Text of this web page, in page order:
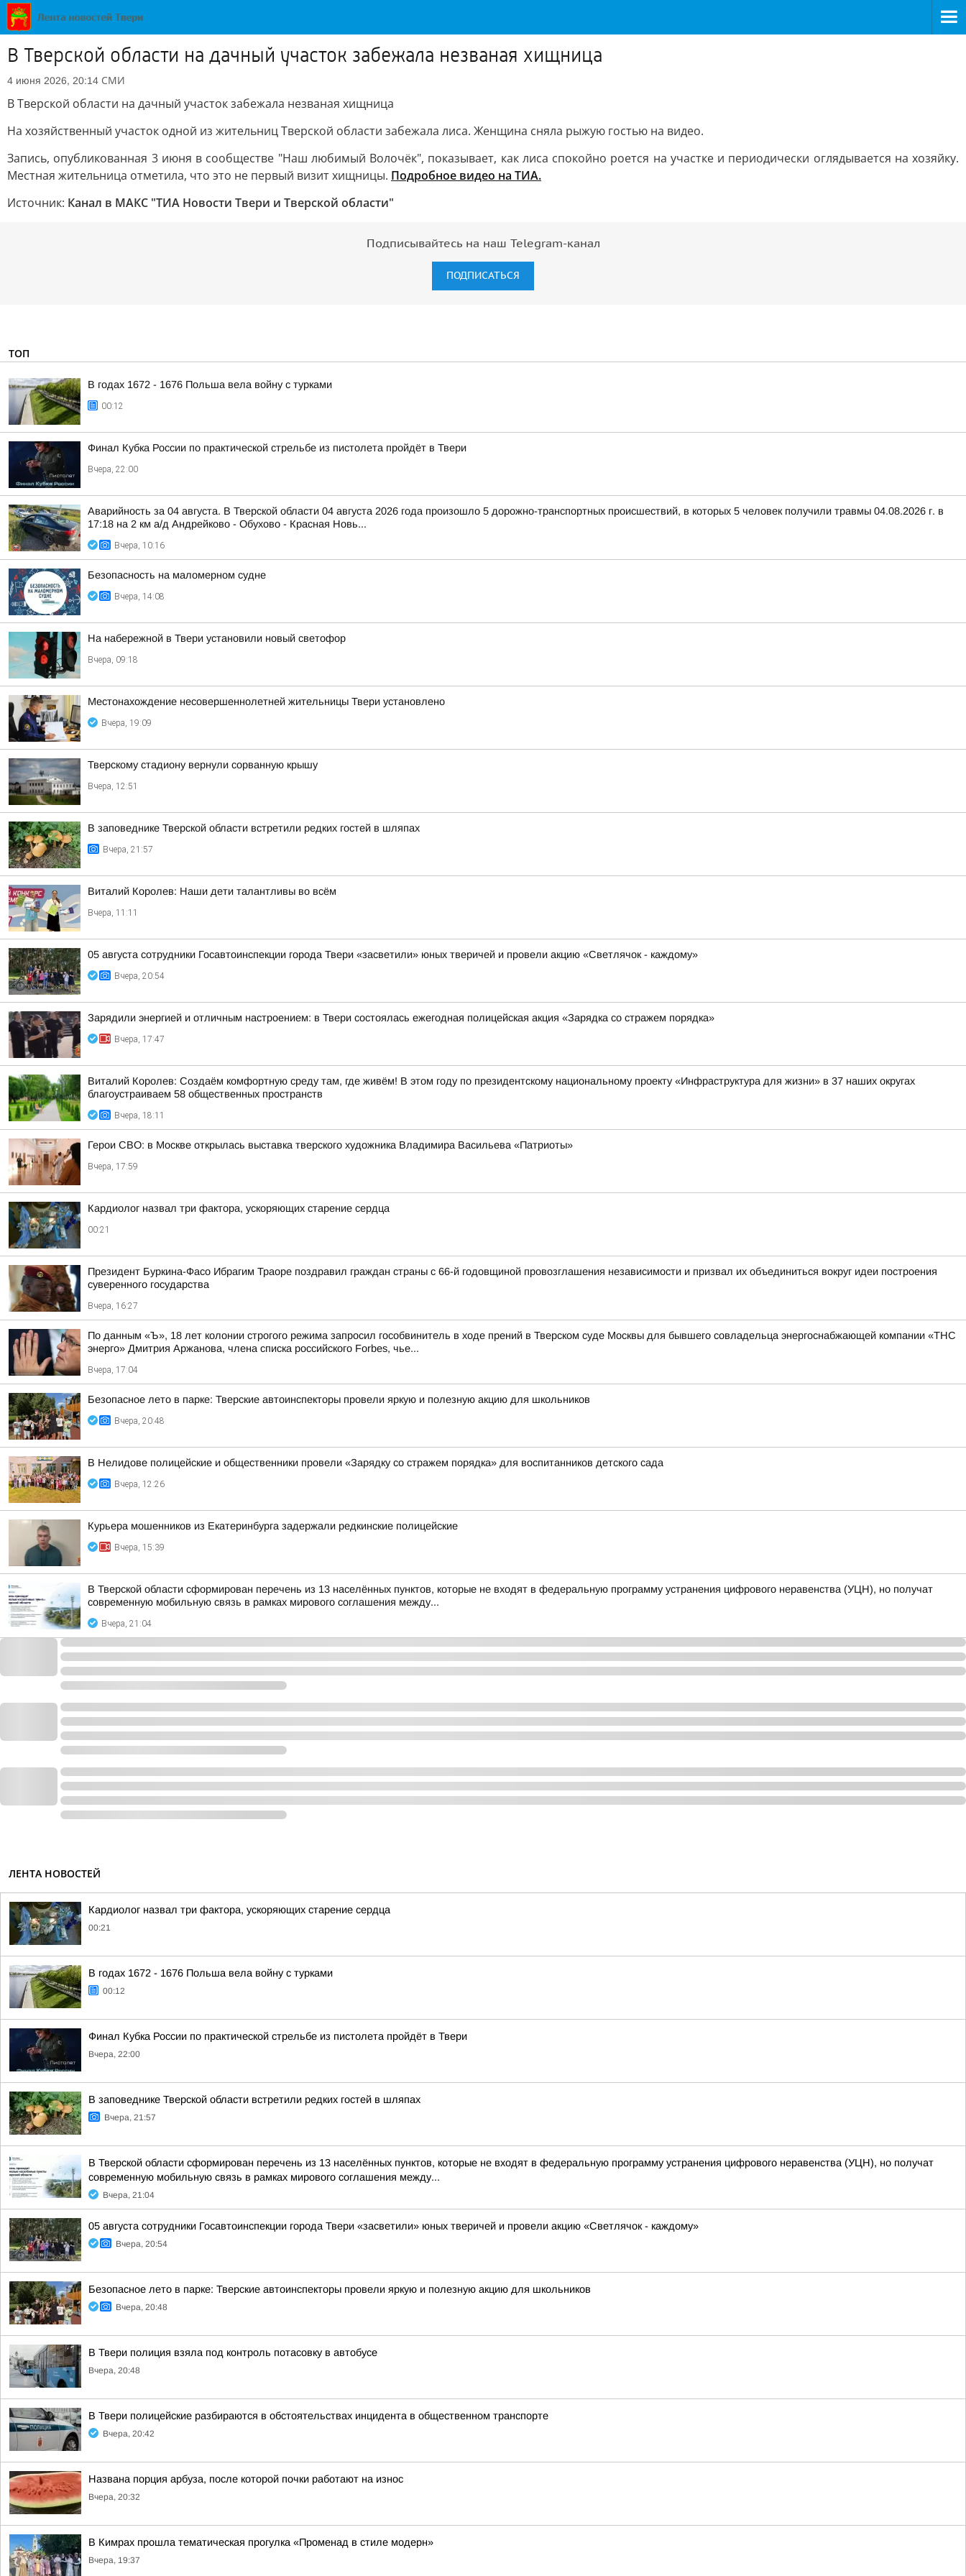
В Тверской области на дачный участок забежала незваная хищница
4 июня 2026, 20:14 СМИ
В Тверской области на дачный участок забежала незваная хищница
На хозяйственный участок одной из жительниц Тверской области забежала лиса. Женщина сняла рыжую гостью на видео.
Запись, опубликованная 3 июня в сообществе "Наш любимый Волочёк", показывает, как лиса спокойно роется на участке и периодически оглядывается на хозяйку.
Местная жительница отметила, что это не первый визит хищницы. Подробное видео на ТИА.
Источник: Канал в МАКС "ТИА Новости Твери и Тверской области"
Подписывайтесь на наш Telegram-канал
ПОДПИСАТЬСЯ
ТОП
В годах 1672 - 1676 Польша вела войну с турками
00:12
Финал Кубка России по практической стрельбе из пистолета пройдёт в Твери
Вчера, 22:00
Аварийность за 04 августа. В Тверской области 04 августа 2026 года произошло 5 дорожно-транспортных происшествий, в которых 5 человек получили травмы 04.08.2026 г. в
17:18 на 2 км а/д Андрейково - Обухово - Красная Новь...
Вчера, 10:16
Безопасность на малoмернoм судне
Вчера, 14:08
На набережной в Твери установили новый светофор
Вчера, 09:18
Местонахождение несовершеннолетней жительницы Твери установлено
Вчера, 19:09
Тверскому стадиону вернули сорванную крышу
Вчера, 12:51
В заповеднике Тверской области встретили редких гостей в шляпах
Вчера, 21:57
Виталий Королев: Наши дети талантливы во всём
Вчера, 11:11
05 августа сотрудники Госавтоинспекции города Твери «засветили» юных тверичей и провели акцию «Светлячок - каждому»
Вчера, 20:54
Зарядили энергией и отличным настроением: в Твери состоялась ежегодная полицейская акция «Зарядка со стражем порядка»
Вчера, 17:47
Виталий Королев: Создаём комфортную среду там, где живём! В этом году по президентскому национальному проекту «Инфраструктура для жизни» в 37 наших округах
благоустраиваем 58 общественных пространств
Вчера, 18:11
Герои СВО: в Москве открылась выставка тверского художника Владимира Васильева «Патриоты»
Вчера, 17:59
Кардиолог назвал три фактора, ускоряющих старение сердца
00:21
Президент Буркина-Фасо Ибрагим Траоре поздравил граждан страны с 66-й годовщиной провозглашения независимости и призвал их объединиться вокруг идеи построения
суверенного государства
Вчера, 16:27
По данным «Ъ», 18 лет колонии строгого режима запросил гособвинитель в ходе прений в Тверском суде Москвы для бывшего совладельца энергоснабжающей компании «ТНС
энерго» Дмитрия Аржанова, члена списка российского Forbes, чье...
Вчера, 17:04
Безопасное лето в парке: Тверские автоинспекторы провели яркую и полезную акцию для школьников
Вчера, 20:48
В Нелидове полицейские и общественники провели «Зарядку со стражем порядка» для воспитанников детского сада
Вчера, 12:26
Курьера мошенников из Екатеринбурга задержали редкинские полицейские
Вчера, 15:39
В Тверской области сформирован перечень из 13 населённых пунктов, которые не входят в федеральную программу устранения цифрового неравенства (УЦН), но получат
современную мобильную связь в рамках мирового соглашения между...
Вчера, 21:04
ЛЕНТА НОВОСТЕЙ
Кардиолог назвал три фактора, ускоряющих старение сердца
00:21
В годах 1672 - 1676 Польша вела войну с турками
00:12
Финал Кубка России по практической стрельбе из пистолета пройдёт в Твери
Вчера, 22:00
В заповеднике Тверской области встретили редких гостей в шляпах
Вчера, 21:57
В Тверской области сформирован перечень из 13 населённых пунктов, которые не входят в федеральную программу устранения цифрового неравенства (УЦН), но получат
современную мобильную связь в рамках мирового соглашения между...
Вчера, 21:04
05 августа сотрудники Госавтоинспекции города Твери «засветили» юных тверичей и провели акцию «Светлячок - каждому»
Вчера, 20:54
Безопасное лето в парке: Тверские автоинспекторы провели яркую и полезную акцию для школьников
Вчера, 20:48
В Твери полиция взяла под контроль потасовку в автобусе
Вчера, 20:48
В Твери полицейские разбираются в обстоятельствах инцидента в общественном транспорте
Вчера, 20:42
Названа порция арбуза, после которой почки работают на износ
Вчера, 20:32
В Кимрах прошла тематическая прогулка «Променад в стиле модерн»
Вчера, 19:37